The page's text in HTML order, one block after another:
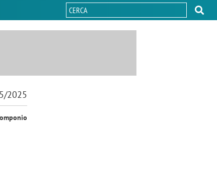
2025